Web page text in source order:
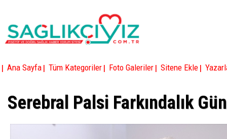
| Ana Sayfa | Tüm Kategoriler | Foto Galeriler | Sitene Ekle |
Serebral Palsi Farkındalık